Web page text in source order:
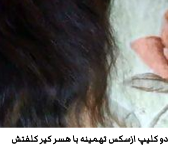
دو کلیپ ازسکس تهمینه با هسر کیر کلفتش